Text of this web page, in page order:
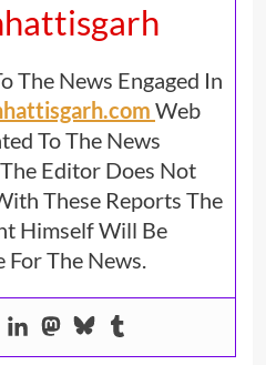
The News Engaged In
Web
To The News
Editor Does Not
These Reports The
Himself Will Be
For The News.